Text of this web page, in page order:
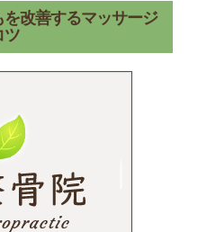
改善するマッサージ
ツ